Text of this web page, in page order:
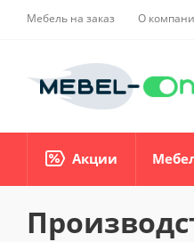
Мебель на заказ О
Акции